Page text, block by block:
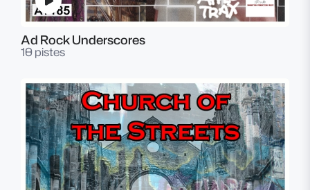
Ad Rock Underscores
10 pistes